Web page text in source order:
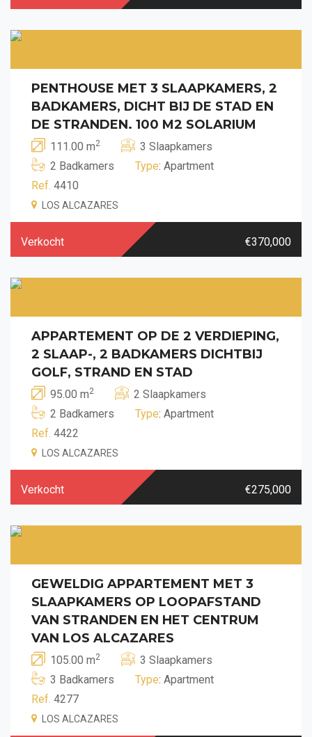
PENTHOUSE MET 3 SLAAPKAMERS, 2
BADKAMERS, DICHT BIJ DE STAD EN
DE STRANDEN. 100 M2 SOLARIUM
111.00 m2
3 Slaapkamers
2 Badkamers
Type: Apartment
Ref. 4410
LOS ALCAZARES
Verkocht €370,000
APPARTEMENT OP DE 2 VERDIEPING,
2 SLAAP-, 2 BADKAMERS DICHTBIJ
GOLF, STRAND EN STAD
95.00 m2
2 Slaapkamers
2 Badkamers
Type: Apartment
Ref. 4422
LOS ALCAZARES
Verkocht €275,000
GEWELDIG APPARTEMENT MET 3
SLAAPKAMERS OP LOOPAFSTAND
VAN STRANDEN EN HET CENTRUM
VAN LOS ALCAZARES
105.00 m2
3 Slaapkamers
3 Badkamers
Type: Apartment
Ref. 4277
LOS ALCAZARES